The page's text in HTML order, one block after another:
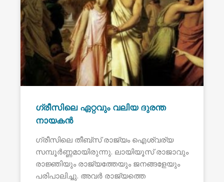
ഗ്രീസിലെ ഏറ്റവും വലിയ ദുരന്ത
നായകൻ
ഗ്രീസിലെ തീബ്സ് രാജ്യം ഐശ്വര്യ
സമ്പൂർണ്ണമായിരുന്നു. ലായിയൂസ് രാജാവും
രാജ്ഞിയും രാജ്യത്തേയും ജനങ്ങളേയും
പരിപാലിച്ചു. അവർ രാജ്യത്തെ